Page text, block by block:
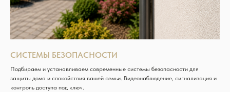
СИСТЕМЫ БЕЗОПАСНОСТИ
Подбираем и устанавливаем современные системы безопасности для
защиты дома и спокойствия вашей семьи. Видеонаблюдение, сигнализация и
контроль доступа под ключ.